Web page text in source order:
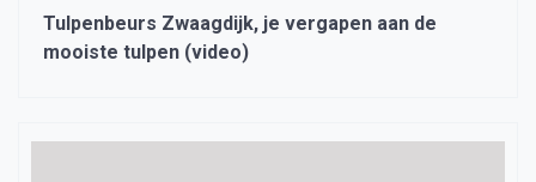
Tulpenbeurs Zwaagdijk, je vergapen aan de
mooiste tulpen (video)